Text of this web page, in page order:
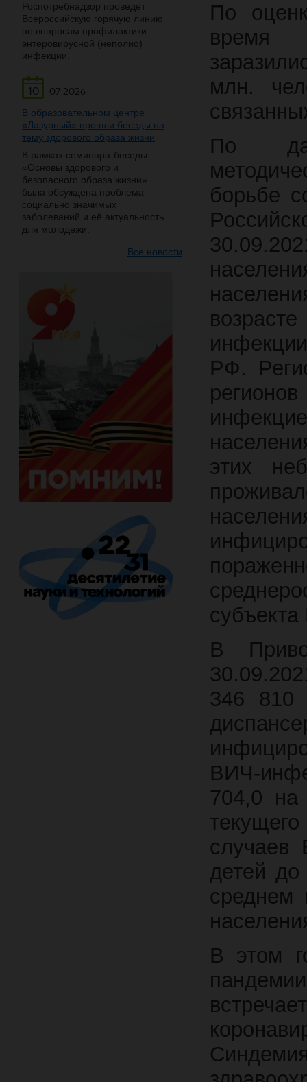
Роспотребнадзор проведет
Всероссийскую горячую линию
по вопросам профилактики
энтеровирусной (неполио)
инфекции.
10
07.2026
В образовательном центре
«Лазурный» прошли беседы на
тему здорового образа жизни
В рамках семинара-беседы
«Основы здорового и
безопасного образа жизни»
была обсуждена проблема
социально значимых
заболеваний и её актуальность
для молодежи.
Все новости
По
время
млн.
По
борьбе
РФ.
этих
В
346 810
ВИЧ-
704,0
детей до
среднем
В этом